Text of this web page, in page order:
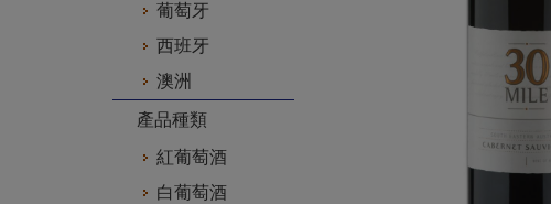
葡萄牙
西班牙
澳洲
產品種類
紅葡萄酒
白葡萄酒